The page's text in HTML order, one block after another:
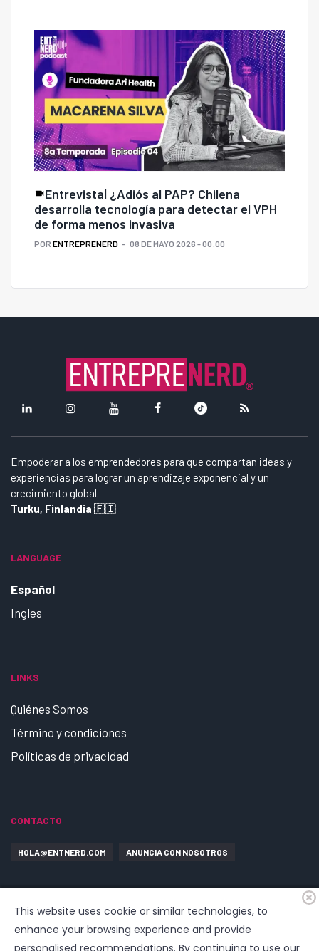
Entrevista| ¿Adiós al PAP? Chilena
desarrolla tecnología para detectar el VPH
de forma menos invasiva
POR ENTREPRENERD 08 DE MAYO 2026 - 00:00
Empoderar a los emprendedores para que compartan ideas y
experiencias para lograr un aprendizaje exponencial y un
crecimiento global.
Turku, Finlandia 🇫🇮
LANGUAGE
Español
Ingles
LINKS
Quiénes Somos
Término y condiciones
Políticas de privacidad
CONTACTO
HOLA@ENTNERD.COM ANUNCIA CON NOSOTROS
This website uses cookie or similar technologies, to
enhance your browsing experience and provide
personalised recommendations. By continuing to use our